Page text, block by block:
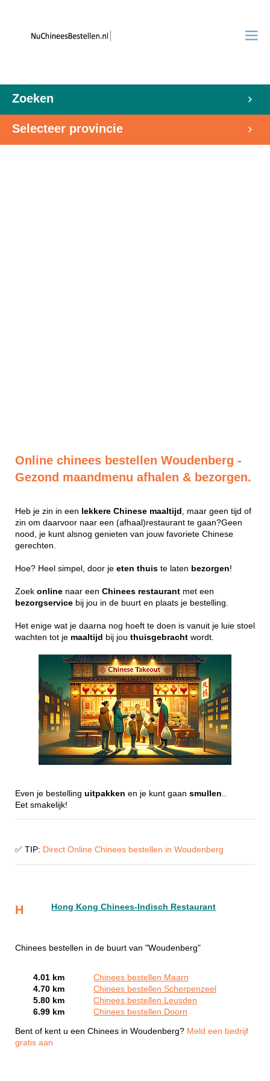
Zoeken
Selecteer provincie
Online chinees bestellen Woudenberg -
Gezond maandmenu afhalen & bezorgen.
Heb je zin in een lekkere Chinese maaltijd , maar geen tijd of
zin om daarvoor naar een (afhaal)restaurant te gaan?Geen
nood, je kunt alsnog genieten van jouw favoriete Chinese
gerechten.
Hoe? Heel simpel, door je eten thuis te laten bezorgen!
Zoek online naar een Chinees restaurant met een
bezorgservice bij jou in de buurt en plaats je bestelling.
Het enige wat je daarna nog hoeft te doen is vanuit je luie stoel
wachten tot je maaltijd bij jou thuisgebracht wordt.
Even je bestelling uitpakken en je kunt gaan smullen
Eet smakelijk!
✅ TIP: Direct Online Chinees bestellen in Woudenberg
H Hong Kong Chinees-Indisch Restaurant
Chinees bestellen in de buurt van "Woudenberg"
4.01 km
Chinees bestellen Maarn
4.70 km
Chinees bestellen Scherpenzeel
5.80 km
Chinees bestellen Leusden
6.99 km
Chinees bestellen Doorn
Bent of kent u een Chinees in Woudenberg? Meld een bedrijf
gratis aan